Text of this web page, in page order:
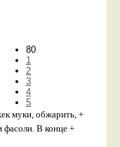
80
1
2
3
4
5
муки, обжарить, +
фасоли. В конце +